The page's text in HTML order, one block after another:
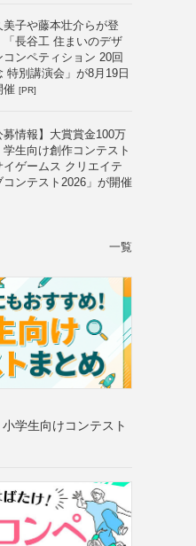
美子や藤本壮介らが登
「長谷工 住まいのデザ
コンペティション 20回
特別講演会」が8月19日
催 [PR]
募情報】大賞賞金100万
学生向け創作コンテスト
イゲームス クリエイテ
コンテスト2026」が開催
一覧
学生向けコンテスト